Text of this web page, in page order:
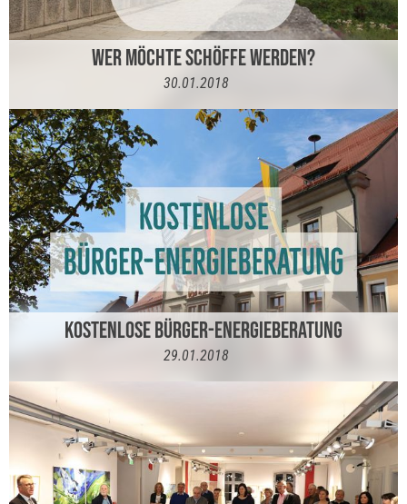
WER MÖCHTE SCHÖFFE WERDEN?
30.01.2018
KOSTENLOSE BÜRGER-ENERGIEBERATUNG
29.01.2018